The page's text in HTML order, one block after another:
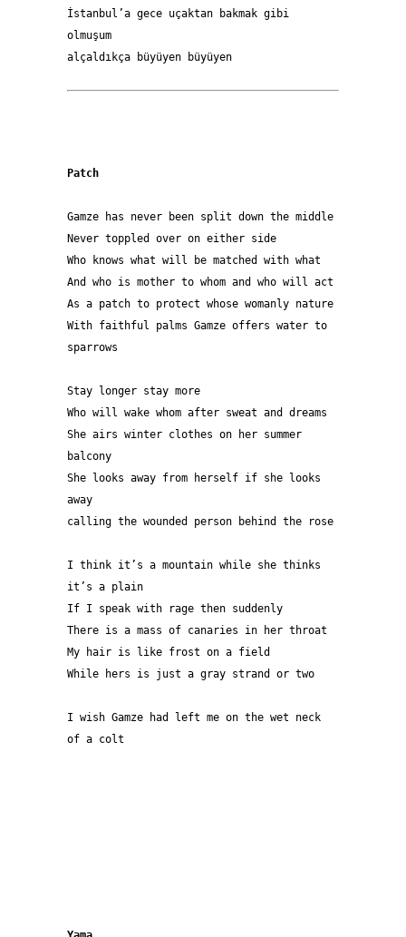
İstanbul’a gece uçaktan bakmak gibi
olmuşum
alçaldıkça büyüyen büyüyen
Patch
Gamze has never been split down the middle
Never toppled over on either side
Who knows what will be matched with what
And who is mother to whom and who will act
As a patch to protect whose womanly nature
With faithful palms Gamze offers water to
sparrows
Stay longer stay more
Who will wake whom after sweat and dreams
She airs winter clothes on her summer
balcony
She looks away from herself if she looks
away
calling the wounded person behind the rose
I think it’s a mountain while she thinks
it’s a plain
If I speak with rage then suddenly
There is a mass of canaries in her throat
My hair is like frost on a field
While hers is just a gray strand or two
I wish Gamze had left me on the wet neck
of a colt